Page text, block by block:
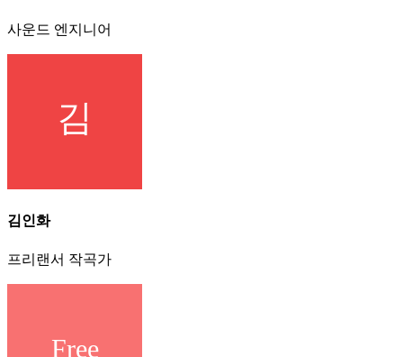
사운드 엔지니어
김인화
프리랜서 작곡가